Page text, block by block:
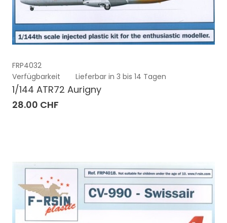
FRP4032
Verfügbarkeit
Lieferbar in 3 bis 14 Tagen
1/144 ATR72 Aurigny
28.00 CHF